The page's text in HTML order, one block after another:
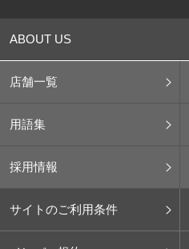
ABOUT US
店舗一覧
用語集
採用情報
サイトのご利用条件